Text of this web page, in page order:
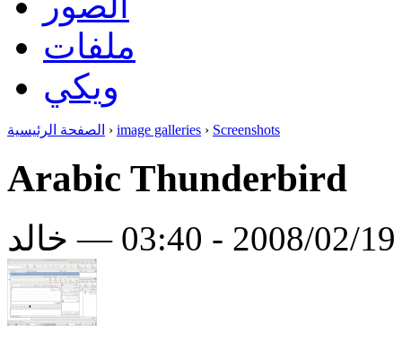
ملفات
ويكي
الصفحة الرئيسية › image galleries › Screenshots
Arabic Thunderbird